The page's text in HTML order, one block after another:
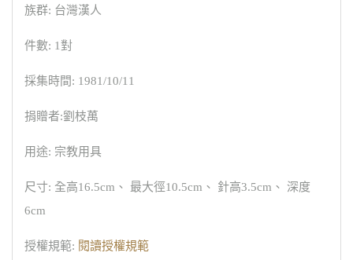
族群: 台灣漢人
件數: 1對
採集時間: 1981/10/11
捐贈者:劉枝萬
用途: 宗教用具
尺寸: 全高16.5cm、 最大徑10.5cm、 針高3.5cm、 深度
6cm
授權規範: 閱讀授權規範